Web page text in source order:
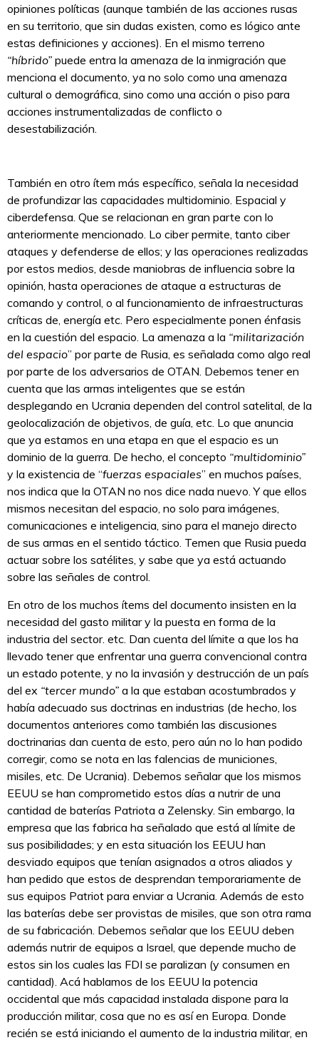
opiniones políticas (aunque también de las acciones rusas
en su territorio, que sin dudas existen, como es lógico ante
estas definiciones y acciones). En el mismo terreno
“híbrido” puede entra la amenaza de la inmigración que
menciona el documento, ya no solo como una amenaza
cultural o demográfica, sino como una acción o piso para
acciones instrumentalizadas de conflicto o
desestabilización.
También en otro ítem más específico, señala la necesidad
de profundizar las capacidades multidominio. Espacial y
ciberdefensa. Que se relacionan en gran parte con lo
anteriormente mencionado. Lo ciber permite, tanto ciber
ataques y defenderse de ellos; y las operaciones realizadas
por estos medios, desde maniobras de influencia sobre la
opinión, hasta operaciones de ataque a estructuras de
comando y control, o al funcionamiento de infraestructuras
críticas de, energía etc. Pero especialmente ponen énfasis
en la cuestión del espacio. La amenaza a la “militarización
del espacio” por parte de Rusia, es señalada como algo real
por parte de los adversarios de OTAN. Debemos tener en
cuenta que las armas inteligentes que se están
desplegando en Ucrania dependen del control satelital, de la
geolocalización de objetivos, de guía, etc. Lo que anuncia
que ya estamos en una etapa en que el espacio es un
dominio de la guerra. De hecho, el concepto “multidominio”
y la existencia de “fuerzas espaciales” en muchos países,
nos indica que la OTAN no nos dice nada nuevo. Y que ellos
mismos necesitan del espacio, no solo para imágenes,
comunicaciones e inteligencia, sino para el manejo directo
de sus armas en el sentido táctico. Temen que Rusia pueda
actuar sobre los satélites, y sabe que ya está actuando
sobre las señales de control.
En otro de los muchos ítems del documento insisten en la
necesidad del gasto militar y la puesta en forma de la
industria del sector. etc. Dan cuenta del límite a que los ha
llevado tener que enfrentar una guerra convencional contra
un estado potente, y no la invasión y destrucción de un país
del ex “tercer mundo” a la que estaban acostumbrados y
había adecuado sus doctrinas en industrias (de hecho, los
documentos anteriores como también las discusiones
doctrinarias dan cuenta de esto, pero aún no lo han podido
corregir, como se nota en las falencias de municiones,
misiles, etc. De Ucrania). Debemos señalar que los mismos
EEUU se han comprometido estos días a nutrir de una
cantidad de baterías Patriota a Zelensky. Sin embargo, la
empresa que las fabrica ha señalado que está al límite de
sus posibilidades; y en esta situación los EEUU han
desviado equipos que tenían asignados a otros aliados y
han pedido que estos de desprendan temporariamente de
sus equipos Patriot para enviar a Ucrania. Además de esto
las baterías debe ser provistas de misiles, que son otra rama
de su fabricación. Debemos señalar que los EEUU deben
además nutrir de equipos a Israel, que depende mucho de
estos sin los cuales las FDI se paralizan (y consumen en
cantidad). Acá hablamos de los EEUU la potencia
occidental que más capacidad instalada dispone para la
producción militar, cosa que no es así en Europa. Donde
recién se está iniciando el aumento de la industria militar, en